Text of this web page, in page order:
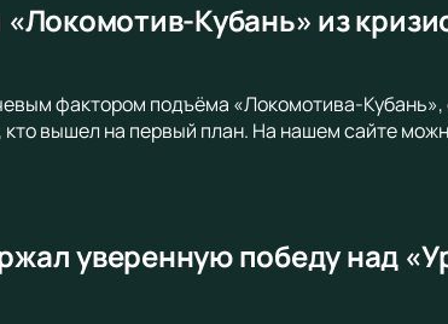
Кубань» из
фактором подъёма «Локомотива-
кто вышел на первый план. На нашем сайте
уверенную победу над